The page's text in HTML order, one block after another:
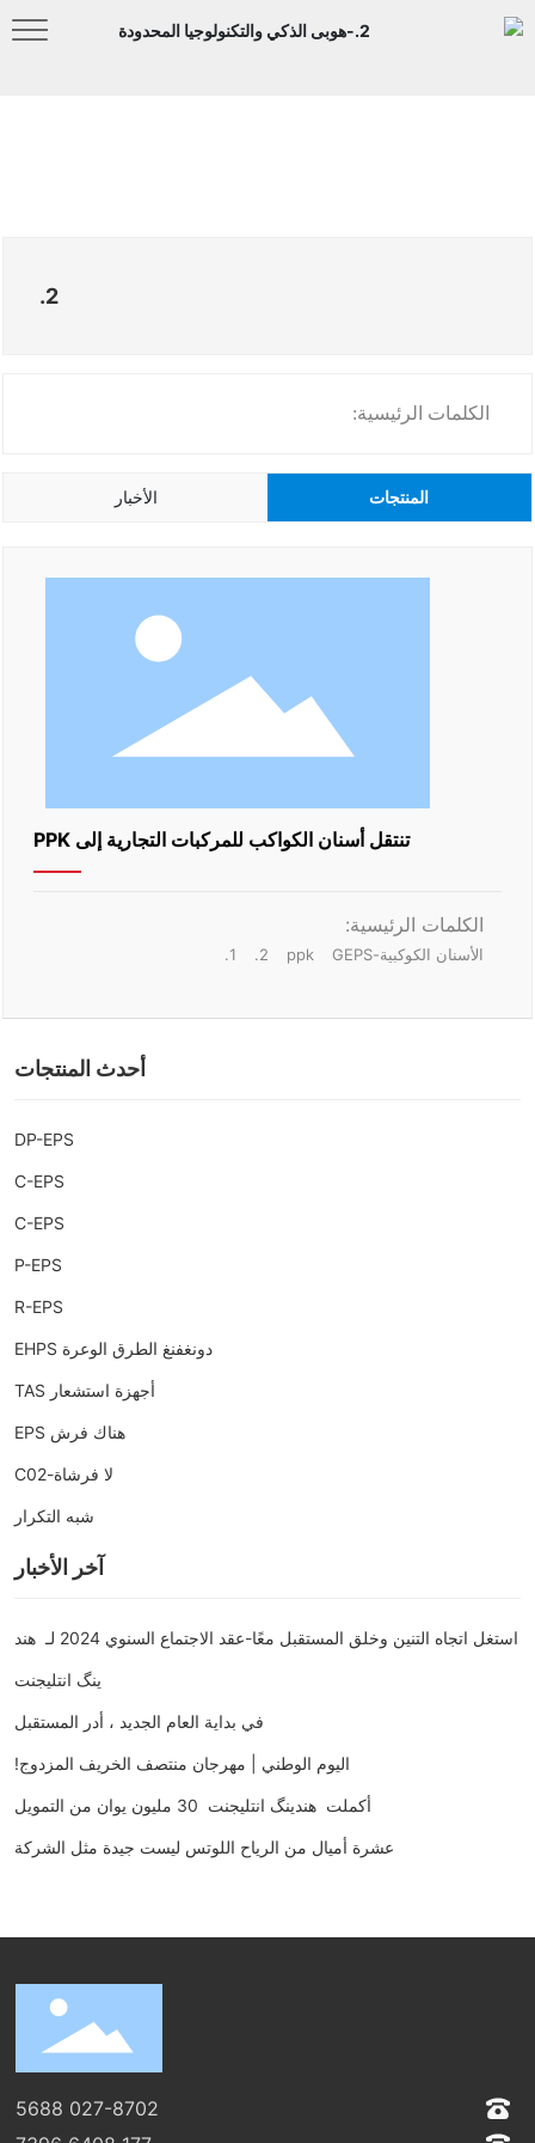
2.
الكلمات الرئيسية:
المنتجات الأخبار
تنتقل أسنان الكواكب للمركبات التجارية إلى PPK
الكلمات الرئيسية:
الأسنان الكوكبية-GEPS ppk
2.
1.
أحدث المنتجات
DP-EPS
C-EPS
C-EPS
P-EPS
R-EPS
دونغفنغ الطرق الوعرة EHPS
أجهزة استشعار TAS
هناك فرش EPS
لا فرشاة-C02
شبه التكرار
آخر الأخبار
استغل اتجاه التنين وخلق المستقبل معًا-عقد الاجتماع السنوي 2024 لـ هند
ینگ انتلیجنت
في بداية العام الجديد ، أدر المستقبل
اليوم الوطني | مهرجان منتصف الخريف المزدوج!
أكملت هندینگ انتلیجنت 30 مليون يوان من التمويل
عشرة أميال من الرياح اللوتس ليست جيدة مثل الشركة
027-8702 5688